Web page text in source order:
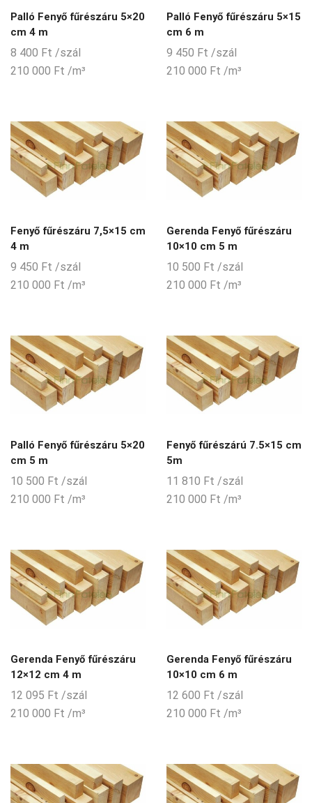
Palló Fenyő fűrészáru 5×20
cm 4 m
8 400 Ft /szál
210 000 Ft /m³
Palló Fenyő fűrészáru 5×15
cm 6 m
9 450 Ft /szál
210 000 Ft /m³
Fenyő fűrészáru 7,5×15 cm
4 m
9 450 Ft /szál
210 000 Ft /m³
Gerenda Fenyő fűrészáru
10×10 cm 5 m
10 500 Ft /szál
210 000 Ft /m³
Palló Fenyő fűrészáru 5×20
cm 5 m
10 500 Ft /szál
210 000 Ft /m³
Fenyő fűrészárú 7.5×15 cm
5m
11 810 Ft /szál
210 000 Ft /m³
Gerenda Fenyő fűrészáru
12×12 cm 4 m
12 095 Ft /szál
210 000 Ft /m³
Gerenda Fenyő fűrészáru
10×10 cm 6 m
12 600 Ft /szál
210 000 Ft /m³